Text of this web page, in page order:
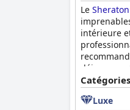
Le
intérieure
déjeuner
Catégories
Luxe